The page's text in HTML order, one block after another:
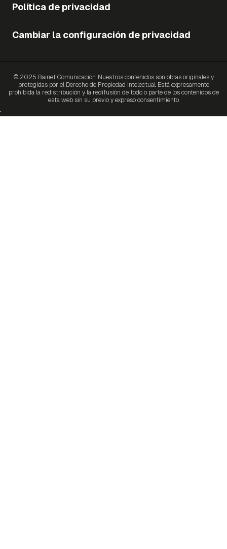
Política de privacidad
Cambiar la configuración de privacidad
© 2025 Bainet Comunicación. Nuestros contenidos son obras originales y
protegidas por el Derecho de Propiedad Intelectual. Está expresamente
prohibida la redistribución y la redifusión de todo o parte de los contenidos de
esta web sin su previo y expreso consentimiento.